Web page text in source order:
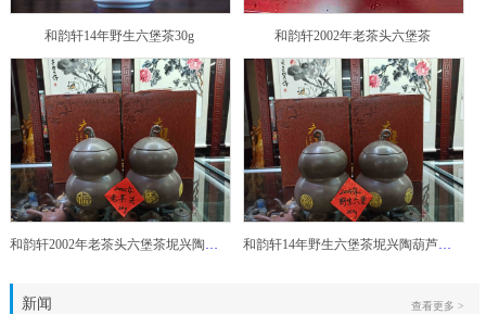
和韵轩14年野生六堡茶30g 和韵轩2002年老茶头六堡茶
和韵轩2002年老茶头六堡茶坭兴陶葫芦茶罐 和韵轩14年野生六堡茶坭兴陶葫芦茶罐
新闻 查看更多 >